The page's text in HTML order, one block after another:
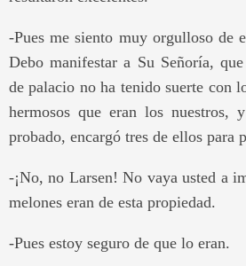
-Pues me siento muy orgulloso de
Debo manifestar a Su Señoría,
de palacio no ha tenido suerte con
hermosos que eran los nuestros,
probado, encargó tres de ellos para
-¡No, no Larsen! No vaya usted a
melones eran de esta propiedad.
-Pues estoy seguro de que lo eran.